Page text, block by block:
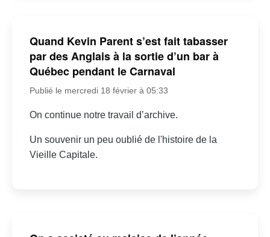
Quand Kevin Parent s’est fait tabasser
par des Anglais à la sortie d’un bar à
Québec pendant le Carnaval
Publié le mercredi 18 février à 05:33
On continue notre travail d’archive.
Un souvenir un peu oublié de l'histoire de la
Vieille Capitale.